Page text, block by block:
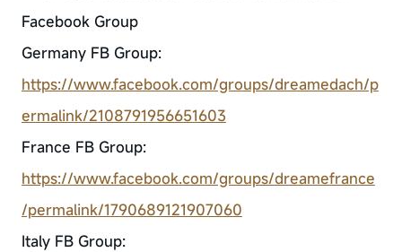
Facebook Group
Germany FB Group:
https://www.facebook.com/groups/dreamedach/p
ermalink/2108791956651603
France FB Group:
https://www.facebook.com/groups/dreamefrance
/permalink/1790689121907060
Italy FB Group: